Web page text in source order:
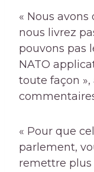
« Nous
nous livrez
pouvons pas
NATO
toute façon
« Pour que
parlement,
remettre plus